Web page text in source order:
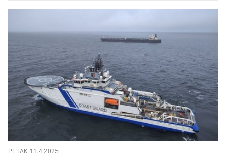
PETAK 11.4.2025.